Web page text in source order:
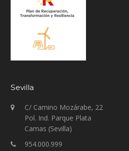
Sevilla
C/ Camino Mozárabe, 22
Pol. Ind. Parque Plata
Camas (Sevilla)
954.000.999